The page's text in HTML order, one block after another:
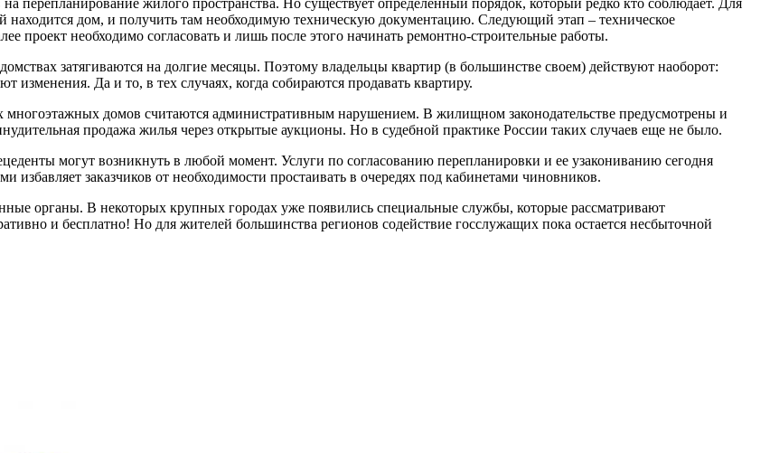
находится дом, и получить там необходимую техническую документацию. Следующий этап – техническое
проект необходимо согласовать и лишь после этого начинать ремонтно-строительные работы.
затягиваются на долгие месяцы. Поэтому владельцы квартир (в большинстве своем) действуют наоборот:
изменения. Да и то, в тех случаях, когда собираются продавать квартиру.
домов считаются административным нарушением. В жилищном законодательстве предусмотрены и
продажа жилья через открытые аукционы. Но в судебной практике России таких случаев еще не было.
могут возникнуть в любой момент. Услуги по согласованию перепланировки и ее узакониванию сегодня
заказчиков от необходимости простаивать в очередях под кабинетами чиновников.
органы. В некоторых крупных городах уже появились специальные службы, которые рассматривают
и бесплатно! Но для жителей большинства регионов содействие госслужащих пока остается несбыточной